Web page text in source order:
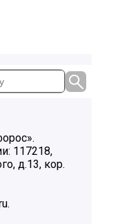
117218,
д.13, кор.